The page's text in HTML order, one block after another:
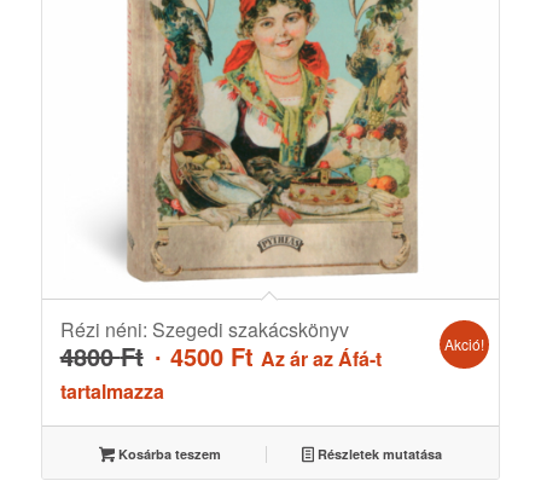
Rézi néni: Szegedi szakácskönyv
4800Ft Original
price
4800 Ft.
4500 FtCurrent
4500 Ft.
Az ár az Áfá-t
tartalmazza
Akció!
Kosárba teszem Részletek mutatása